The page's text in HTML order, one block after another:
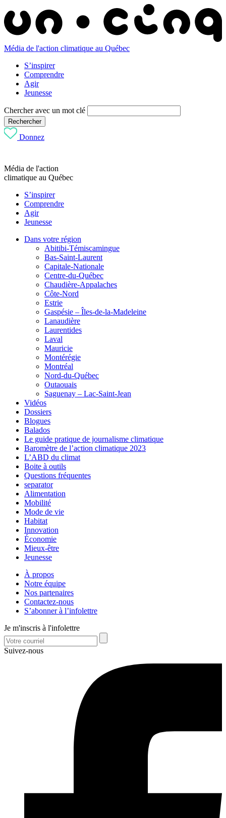
Média de l'action climatique au Québec
S’inspirer
Comprendre
Agir
Jeunesse
Chercher avec un mot clé
Rechercher
Donnez
Média de l'action
climatique au Québec
S’inspirer
Comprendre
Agir
Jeunesse
Dans votre région
Abitibi-Témiscamingue
Bas-Saint-Laurent
Capitale-Nationale
Centre-du-Québec
Chaudière-Appalaches
Côte-Nord
Estrie
Gaspésie – Îles-de-la-Madeleine
Lanaudière
Laurentides
Laval
Mauricie
Montérégie
Montréal
Nord-du-Québec
Outaouais
Saguenay – Lac-Saint-Jean
Vidéos
Dossiers
Blogues
Balados
Le guide pratique de journalisme climatique
Baromètre de l’action climatique 2023
L’ABD du climat
Boite à outils
Questions fréquentes
separator
Alimentation
Mobilité
Mode de vie
Habitat
Innovation
Économie
Mieux-être
Jeunesse
À propos
Notre équipe
Nos partenaires
Contactez-nous
S’abonner à l’infolettre
Je m'inscris à l'infolettre
Suivez-nous